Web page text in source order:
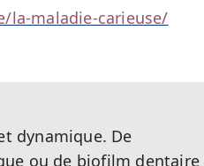
la-maladie-carieuse/
dynamique. De
ou de biofilm dentaire